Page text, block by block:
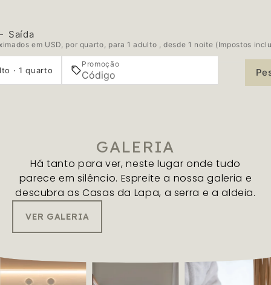
Saída
em USD, por quarto, para 1 adulto , desde 1 noite (Impostos
· 1 quarto
Promoção
GALERIA
Há tanto para ver, neste lugar onde tudo
parece em silêncio. Espreite a nossa galeria e
descubra as Casas da Lapa, a serra e a aldeia.
VER GALERIA